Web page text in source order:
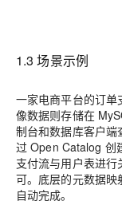
1.3 场景示例
一家电商平台的订
像数据则存储在
制台和数据库客户端
过 Open Catalog 创
支付流与用户表进
可。底层的元数据
自动完成。